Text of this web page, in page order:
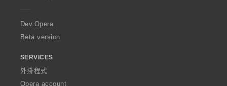
a
Dev.Opera
Beta version
SERVICES
外掛程式
Opera account